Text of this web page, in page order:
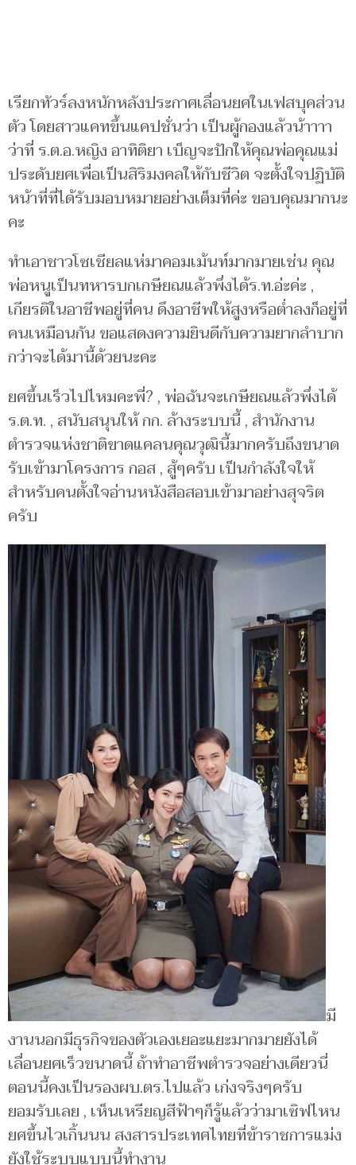
เรียกทัวร์ลงหนักหลังประกาศเลื่อนยศในเฟสบุคส่วน
ตัว โดยสาวแคทขึ้นแคปชั่นว่า เป็นผู้กองแล้วน้าาาา
ว่าที่ ร.ต.อ.หญิง อาทิติยา เบ็ญจะปักให้คุณพ่อคุณแม่
ประดับยศเพื่อเป็นสิริมงคลให้กับชีวิต จะตั้งใจปฏิบัติ
หน้าที่ที่ได้รับมอบหมายอย่างเต็มที่ค่ะ ขอบคุณมากนะ
คะ
ทำเอาชาวโซเชียลแห่มาคอมเม้นท์มากมายเช่น คุณ
พ่อหนูเป็นทหารบกเกษียณแล้วพึ่งได้ร.ท.อ่ะค่ะ ,
เกียรติในอาชีพอยู่ที่คน ดึงอาชีพให้สูงหรือต่ำลงก็อยู่ที่
คนเหมือนกัน ขอแสดงความยินดีกับความยากลำบาก
กว่าจะได้มานี้ด้วยนะคะ
ยศขึ้นเร็วไปไหมคะพี่? , พ่อฉันจะเกษียณแล้วพึ่งได้
ร.ต.ท. , สนับสนุนให้ กก. ล้างระบบนี้ , สำนักงาน
ตำรวจแห่งชาติขาดแคลนคุณวุฒินี้มากครับถึงขนาด
รับเข้ามาโครงการ กอส , สู้ๆครับ เป็นกำลังใจให้
สำหรับคนตั้งใจอ่านหนังสือสอบเข้ามาอย่างสุจริต
ครับ
มี
งานนอกมีธุรกิจของตัวเองเยอะแยะมากมายยังได้
เลื่อนยศเร็วขนาดนี้ ถ้าทำอาชีพตำรวจอย่างเดียวนี่
ตอนนี้คงเป็นรองผบ.ตร.ไปแล้ว เก่งจริงๆครับ
ยอมรับเลย , เห็นเหรียญสีฟ้าๆก็รู้แล้วว่ามาเซิฟไหน
ยศขึ้นไวเกิ้นนน สงสารประเทศไทยที่ข้าราชการแม่ง
ยังใช้ระบบแบบนี้ทำงาน